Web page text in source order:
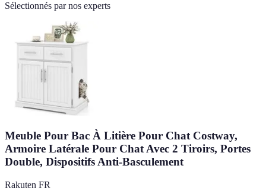
Sélectionnés par nos experts
Meuble Pour Bac À Litière Pour Chat Costway,
Armoire Latérale Pour Chat Avec 2 Tiroirs, Portes
Double, Dispositifs Anti-Basculement
Rakuten FR